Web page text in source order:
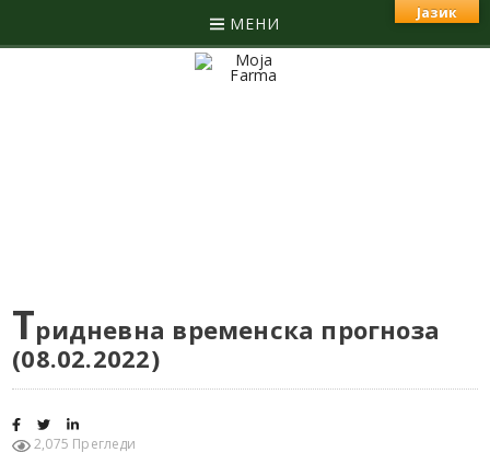
МЕНИ
Тридневна временска прогноза
(08.02.2022)
2,075 Прегледи
Јазик